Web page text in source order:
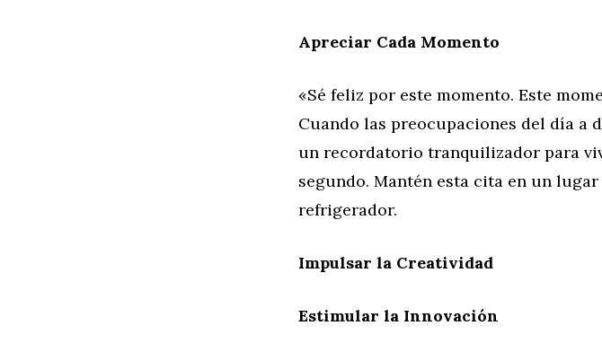
Apreciar Cada Momento
«Sé feliz por este momento. Este
Cuando las preocupaciones del día a
un recordatorio tranquilizador para
segundo. Mantén esta cita en un
refrigerador.
Impulsar la Creatividad
Estimular la Innovación